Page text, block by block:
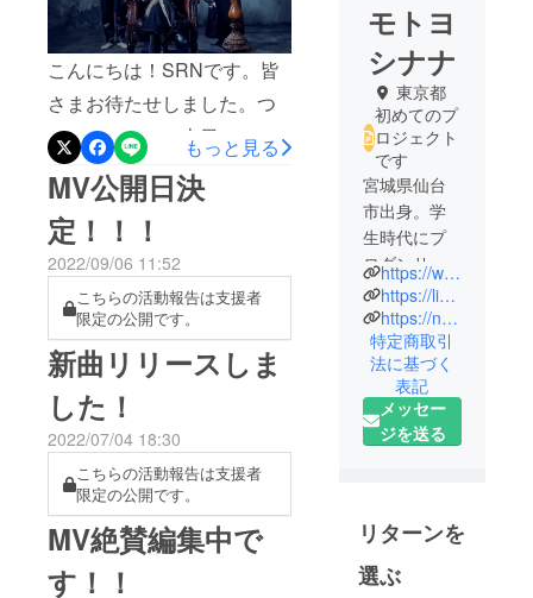
こんにちは！SRNです。皆
さまお待たせしました。つ
いに、、！！！本日
YouTubeにて針のMVの先行
公開を開始しました！下の
リンクからチェックできま
す
↓https://www.youtube.com/w
atch?v=tHlrS02SVZ8こちら
の動画は公式公開日の２３
日まではクラファンご支援
者さまのみの限定公開とな
ります。改めまして、今回
初楽曲「針」MV制作へのご
支援本当にありがとうござ
いました。皆さま一人一人
もっと見る
MV公開日決
定！！！
2022/09/06 11:52
こちらの活動報告は支援者
限定の公開です。
新曲リリースしま
した！
2022/07/04 18:30
こちらの活動報告は支援者
限定の公開です。
MV絶賛編集中で
す！！
モトヨ
シナナ
東京都
初めてのプ
ロジェクト
です
宮城県仙台
市出身。学
生時代にプ
ロダンサー
に憧れ、高
校卒業後は
地元仙台と
東京を行き
来しながら
多数イベン
トに出演。
ためカナ
ダ・バン
クーバーに
https://www.instagram.com/nanamotoyoshi7/
https://linkco.re/VZCV5DvN?lang=en
https://nanamotoyoshi7.myportfolio.com/
特定商取引
法に基づく
表記
メッセー
ジを送る
リターンを
選ぶ